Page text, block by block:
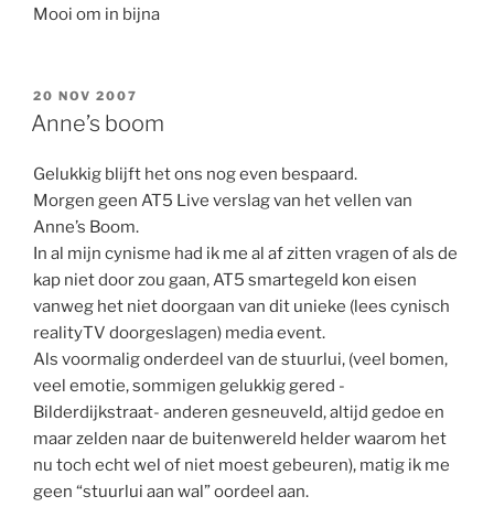
Mooi om in bijna
GEPLAATST
OP
20 NOV 2007
Anne’s boom
Gelukkig blijft het ons nog even bespaard.
Morgen geen AT5 Live verslag van het vellen van
Anne’s Boom.
In al mijn cynisme had ik me al af zitten vragen of als de
kap niet door zou gaan, AT5 smartegeld kon eisen
vanweg het niet doorgaan van dit unieke (lees cynisch
realityTV doorgeslagen) media event.
Als voormalig onderdeel van de stuurlui, (veel bomen,
veel emotie, sommigen gelukkig gered -
Bilderdijkstraat- anderen gesneuveld, altijd gedoe en
maar zelden naar de buitenwereld helder waarom het
nu toch echt wel of niet moest gebeuren), matig ik me
geen “stuurlui aan wal” oordeel aan.